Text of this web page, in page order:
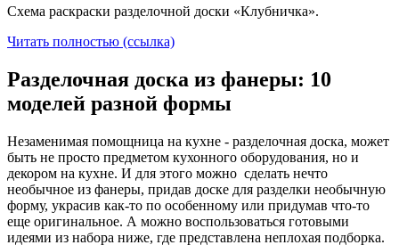
Схема раскраски разделочной доски «Клубничка».
Читать полностью (ссылка)
Разделочная доска из фанеры: 10
моделей разной формы
Незаменимая помощница на кухне - разделочная доска, может
быть не просто предметом кухонного оборудования, но и
декором на кухне. И для этого можно сделать нечто
необычное из фанеры, придав доске для разделки необычную
форму, украсив как-то по особенному или придумав что-то
еще оригинальное. А можно воспользоваться готовыми
идеями из набора ниже, где представлена неплохая подборка.